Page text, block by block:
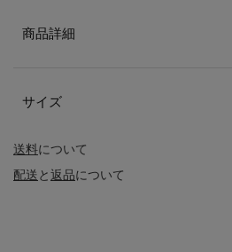
送料について
配送と返品について
商品詳細
サイズ